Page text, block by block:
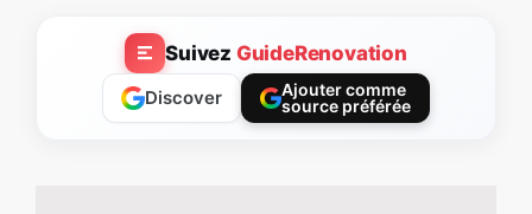
Suivez GuideRenovation
Discover
Ajouter comme
source préférée